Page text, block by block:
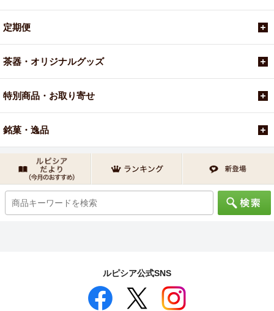
定期便
茶器・オリジナルグッズ
特別商品・お取り寄せ
銘菓・逸品
ルピシア公式SNS